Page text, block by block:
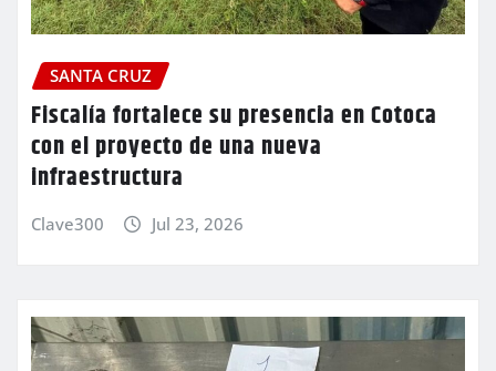
SANTA CRUZ
Fiscalía fortalece su presencia en Cotoca
con el proyecto de una nueva
infraestructura
Clave300 Jul 23, 2026